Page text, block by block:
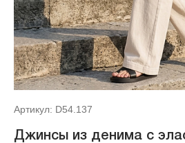
Артикул: D54.137
Джинсы из денима с